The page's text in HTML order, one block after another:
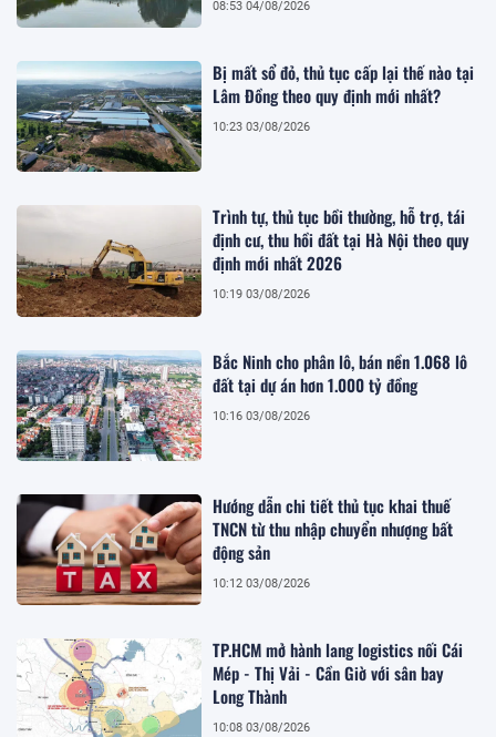
08:53 04/08/2026
Bị mất sổ đỏ, thủ tục cấp lại thế nào tại
Lâm Đồng theo quy định mới nhất?
10:23 03/08/2026
Trình tự, thủ tục bồi thường, hỗ trợ, tái
định cư, thu hồi đất tại Hà Nội theo quy
định mới nhất 2026
10:19 03/08/2026
Bắc Ninh cho phân lô, bán nền 1.068 lô
đất tại dự án hơn 1.000 tỷ đồng
10:16 03/08/2026
Hướng dẫn chi tiết thủ tục khai thuế
TNCN từ thu nhập chuyển nhượng bất
động sản
10:12 03/08/2026
TP.HCM mở hành lang logistics nối Cái
Mép - Thị Vải - Cần Giờ với sân bay
Long Thành
10:08 03/08/2026